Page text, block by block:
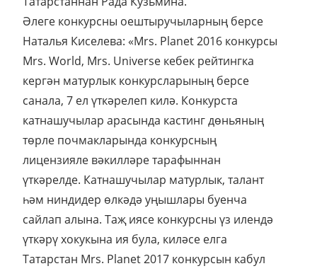
Әлеге конкурсны оештыручыларның берсе
Наталья Киселева: «Mrs. Planet 2016 конкурсы
Mrs. World, Mrs. Universe кебек рейтингка
кергән матурлык конкурсларының берсе
санала, 7 ел үткәрелеп килә. Конкурста
катнашучылар арасында кастинг дөньяның
төрле почмакларында конкурсның
лицензияле вәкилләре тарафыннан
үткәрелде. Катнашучылар матурлык, талант
һәм ниндидер өлкәдә уңышлары буенча
сайлап алына. Таҗ иясе конкурсны үз илендә
үткәрү хокукына ия була, киләсе елга
Татарстан Mrs. Planet 2017 конкурсын кабул